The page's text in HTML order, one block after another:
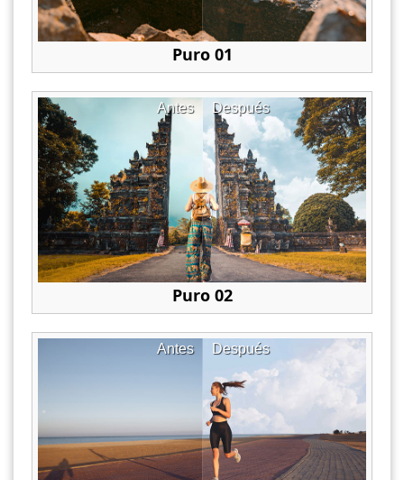
Puro 01
Después
Antes
Puro 02
Después
Antes